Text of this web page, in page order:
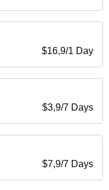
$16,9/1 Day
$3,9/7 Days
$7,9/7 Days